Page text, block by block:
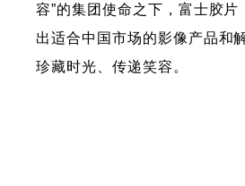
容”的集团使命之下，富士胶片
出适合中国市场的影像产品和
珍藏时光、传递笑容。